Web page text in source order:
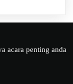
acara penting anda